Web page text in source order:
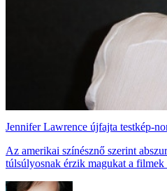
Jennifer Lawrence újfajta testkép-
Az amerikai színésznő szerint
túlsúlyosnak érzik magukat a filmek